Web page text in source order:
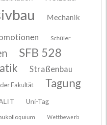
Mechanik
Schüler
SFB 528
Straßenbau
Fakultät Tagung
Uni-Tag
Wettbewerb